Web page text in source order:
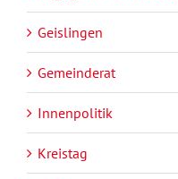
Geislingen
Gemeinderat
Innenpolitik
Kreistag